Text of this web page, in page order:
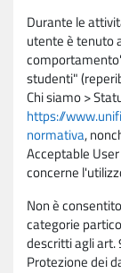
Durante le
utente è tenuto
studenti"
Chi siamo >
https://
normativa,
Acceptable
concerne
Non è
categorie
descritti agli art.
Protezione dei